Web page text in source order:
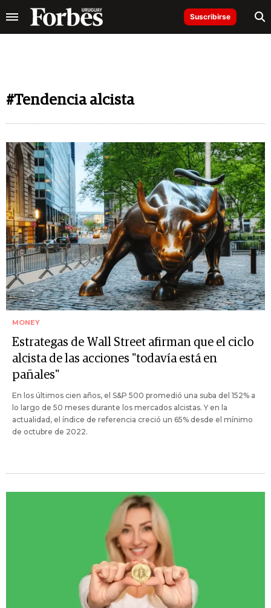
Suscribirse
#Tendencia alcista
MONEY
Estrategas de Wall Street afirman que el ciclo
alcista de las acciones "todavía está en
pañales"
En los últimos cien años, el S&P 500 promedió una suba del 152% a
lo largo de 50 meses durante los mercados alcistas. Y en la
actualidad, el índice de referencia creció un 65% desde el mínimo
de octubre de 2022.